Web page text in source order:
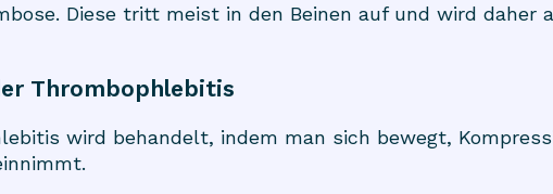
Diese tritt meist in den Beinen auf und wird daher
Thrombophlebitis
wird behandelt, indem man sich bewegt,